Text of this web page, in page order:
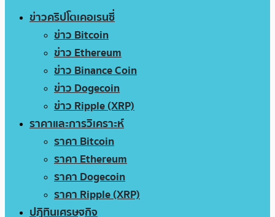
ข่าวคริปโตเคอเรนซี่
ข่าว Bitcoin
ข่าว Ethereum
ข่าว Binance Coin
ข่าว Dogecoin
ข่าว Ripple (XRP)
ราคาและการวิเคราะห์
ราคา Bitcoin
ราคา Ethereum
ราคา Dogecoin
ราคา Ripple (XRP)
ปฏิทินเศรษฐกิจ